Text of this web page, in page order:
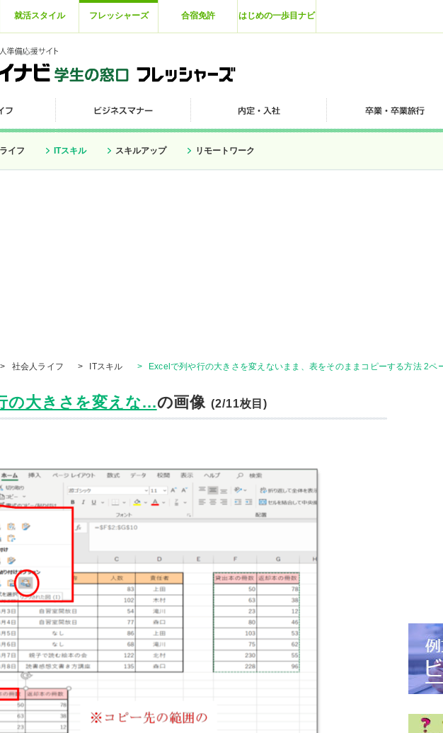
就活スタイル フレッシャーズ 合宿免許 はじめの一歩目ナビ
イフ ITスキル スキルアップ リモートワーク
> 社会人ライフ > ITスキル > Excelで列や行の大きさを変えないまま、表をそのままコピーする方法 2ペ
の大きさを変えな...の画像(2/11枚目)